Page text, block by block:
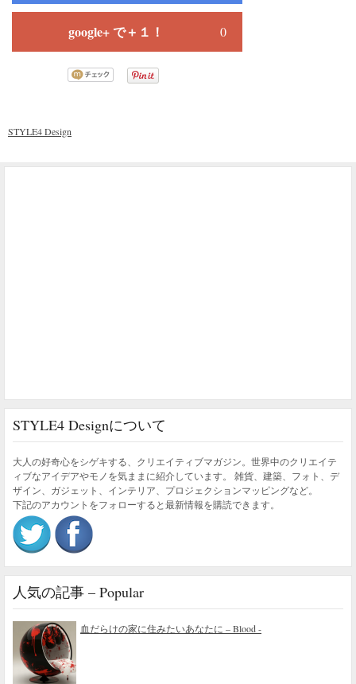
google+ で＋１！ 0
STYLE4 Design
STYLE4 Designについて
大人の好奇心をシゲキする、クリエイティブマガジン。世界中のクリエイテ
ィブなアイデアやモノを気ままに紹介しています。 雑貨、建築、フォト、デ
ザイン、ガジェット、インテリア、プロジェクションマッピングなど。
下記のアカウントをフォローすると最新情報を購読できます。
人気の記事 – Popular
血だらけの家に住みたいあなたに – Blood -